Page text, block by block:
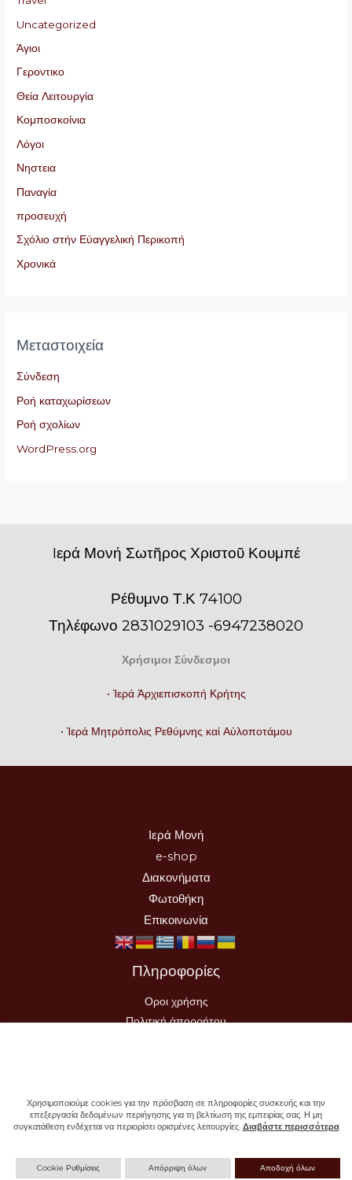
Uncategorized
Άγιοι
Γεροντικο
Θεία Λειτουργία
Κομποσκοίνια
Λόγοι
Νηστεια
Παναγία
προσευχή
Σχόλιο στήν Εὐαγγελική Περικοπή
Χρονικά
Μεταστοιχεία
Σύνδεση
Ροή καταχωρίσεων
Ροή σχολίων
WordPress.org
Iερά Μονή Σωτῆρος Χριστοῦ Κουμπέ
Ρέθυμνο Τ.Κ 74100
Τηλέφωνο 2831029103 -6947238020
Χρήσιμοι Σύνδεσμοι
• Ἱερά Ἀρχιεπισκοπή Κρήτης
• Ἱερά Μητρόπολις Ρεθύμνης καί Αὐλοποτάμου
Ιερά Μονή
e-shop
Διακονήματα
Φωτοθήκη
Επικοινωνία
Πληροφορίες
Οροι χρήσης
Πολιτική ἀπορρήτου
Χρησιμοποιούμε cookies για την πρόσβαση σε πληροφορίες συσκευής και την
επεξεργασία δεδομένων περιήγησης για τη βελτίωση της εμπειρίας σας. Η μη
συγκατάθεση ενδέχεται να περιορίσει ορισμένες λειτουργίες. Διαβάστε περισσότερα
Cookie Ρυθμίσεις Απόρριψη όλων Αποδοχή όλων